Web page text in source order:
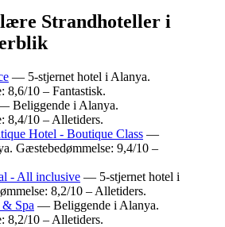
Strandhoteller i
— 5-stjernet hotel i Alanya.
8,6/10 – Fantastisk.
Beliggende i Alanya.
8,4/10 – Alletiders.
Hotel - Boutique Class —
Gæstebedømmelse: 9,4/10 –
- All inclusive — 5-stjernet hotel i
8,2/10 – Alletiders.
Spa — Beliggende i Alanya.
8,2/10 – Alletiders.